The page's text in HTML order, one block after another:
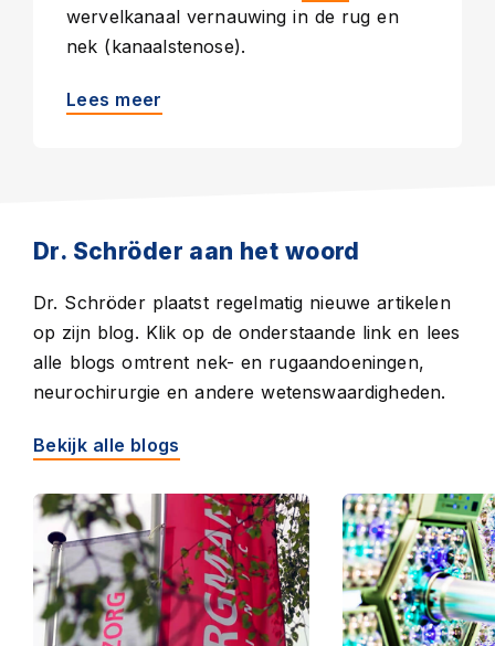
wervelkanaal vernauwing in de rug en
nek (kanaalstenose).
Lees meer
Dr. Schröder aan het woord
Dr. Schröder plaatst regelmatig nieuwe artikelen
op zijn blog. Klik op de onderstaande link en lees
alle blogs omtrent nek- en rugaandoeningen,
neurochirurgie en andere wetenswaardigheden.
Bekijk alle blogs